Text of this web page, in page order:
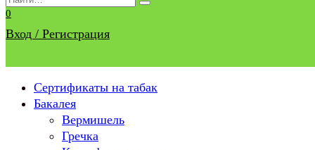
for:
0
Вход / Регистрация
Сертификаты на табак
Бакалея
Вермишель
Гречка